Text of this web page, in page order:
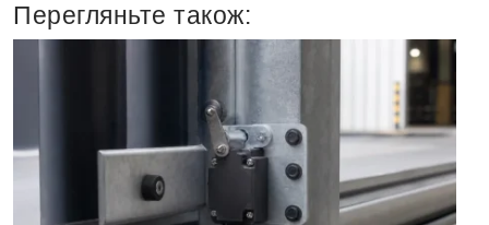
Перегляньте також: